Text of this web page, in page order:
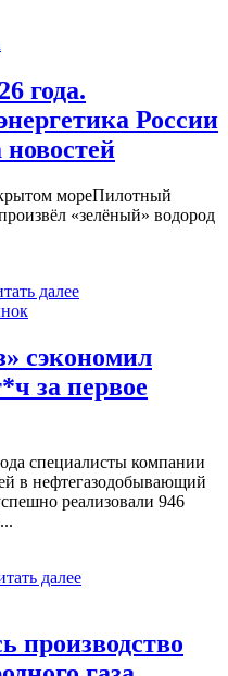
года.
России
мореПилотный
«зелёный» водород
далее
сэкономил
за первое
специалисты компании
в нефтегазодобывающий
реализовали 946
далее
производство